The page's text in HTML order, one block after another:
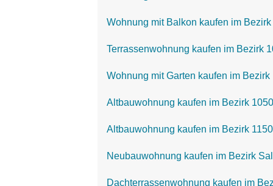
Wohnung mit Balkon kaufen im
Terrassenwohnung kaufen im Bezirk
Wohnung mit Garten kaufen im
Altbauwohnung kaufen im Bezirk
Altbauwohnung kaufen im Bezirk
Neubauwohnung kaufen im Bezirk
Dachterrassenwohnung kaufen im